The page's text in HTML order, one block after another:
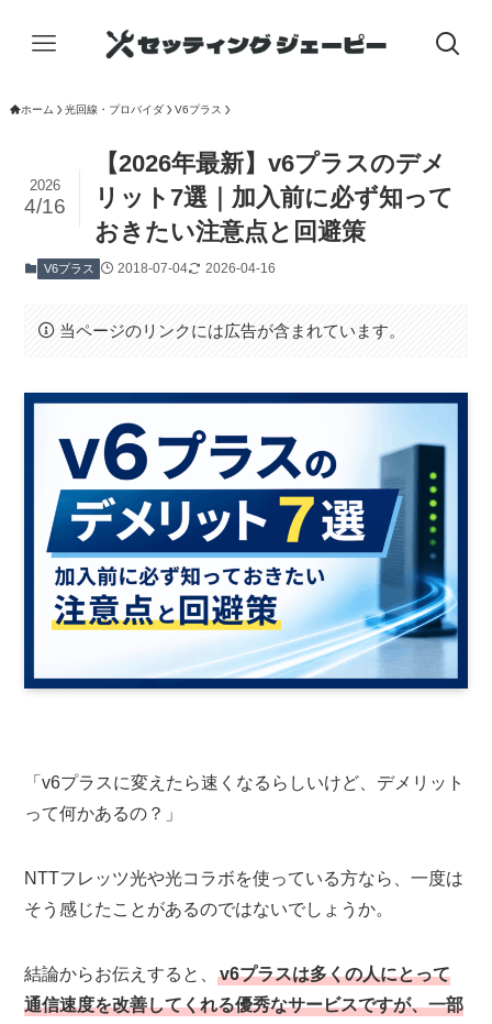
ホーム 光回線・プロバイダ V6プラス
【2026年最新】v6プラスのデメ
リット7選｜加入前に必ず知って
おきたい注意点と回避策
2026
4/16
V6プラス 2018-07-04 2026-04-16
当ページのリンクには広告が含まれています。
「v6プラスに変えたら速くなるらしいけど、デメリット
って何かあるの？」
NTTフレッツ光や光コラボを使っている方なら、一度は
そう感じたことがあるのではないでしょうか。
結論からお伝えすると、v6プラスは多くの人にとって
通信速度を改善してくれる優秀なサービスですが、一部